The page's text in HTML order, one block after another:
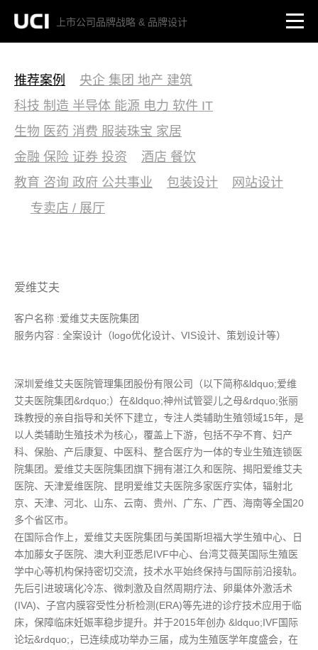
上市公司品牌战略 & 品牌设计
推荐案例
央企 集团 地产 建筑
科技 制造 半导体 能源 电力 软件 IT
生物 医药 消费 服装珠宝 家居
金融 保险 证券 投资
酒店 餐饮
教育 咨询 政府 公共事业
包装设计
网站设计
专卖店 / 展厅
爱维艾夫
客户名称 :爱维艾夫医院集团
服务内容 : 全案设计（logo优化设计、VIS设计、策划设计等）
深圳爱维艾夫医院管理集团股份有限公司（以下简称&ldquo;爱维
艾夫医院集团&rdquo;）在&ldquo;神州试管婴儿之母&rdquo;张丽
珠教授的亲自指导和关怀下建立，专注人类辅助生殖领域15年，是
以人类辅助生殖技术为核心，覆盖上下游，包括不孕不育、妇产
科、保胎、产后康复、中医科、整合医疗为一体的专业生殖连锁医
院集团。爱维艾夫医院集团旗下拥有湛江久和医院、揭阳爱维艾夫
医院、天津爱维医院、昆明爱维艾夫医院多家医疗实体，辐射北
京、天津、河北、山东、云南、贵州、广东、广西、海南等全国20
多个省区市。
在国际合作上，爱维艾夫医院集团与美国斯坦福大学生殖中心、日
本加藤女子医院、澳大利亚悉尼IVF中心、台湾艾薇芙国际生殖医
学中心等机构保持密切交流，技术水平始终保持与国际前沿接轨。
先后引进玻璃化冷冻、微刺激及自然周期疗法、卵巢体外激活术
(IVA)、子宫内膜容受性分析检测(ERA)等先进的诊疗技术应用于临
床，保障临床妊娠率稳步提升。并于2015年创办 &ldquo;IVF国际
论坛&rdquo;，已连续成功举办三届，成为生殖医学年度盛会，在